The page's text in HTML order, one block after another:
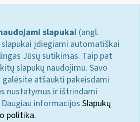
slapukai (angl.
įdiegiami automatiškai
Jūsų sutikimas. Taip pat
slapukų naudojimu. Savo
atšaukti pakeisdami
nustatymus ir ištrindami
informacijos Slapukų
politika.